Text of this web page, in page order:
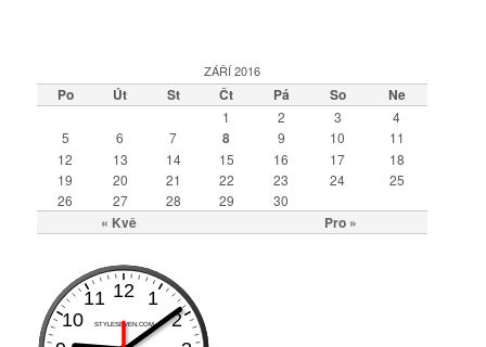
ZÁŘÍ 2016
Po Út St Čt Pá So Ne
« Kvě Pro »
1 2 3
4
5
6 7 8 9 10
11
12
13 14 15 16 17
18
19
20 21 22 23 24
25
26
27 28 29 30